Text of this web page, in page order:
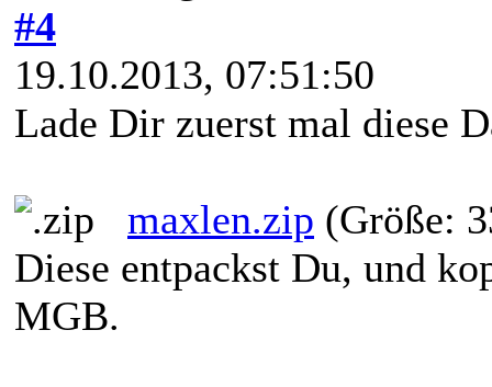
#4
19.10.2013, 07:51:50
Lade Dir zuerst mal diese
maxlen.zip (Größe:
Diese entpackst Du, und
MGB.